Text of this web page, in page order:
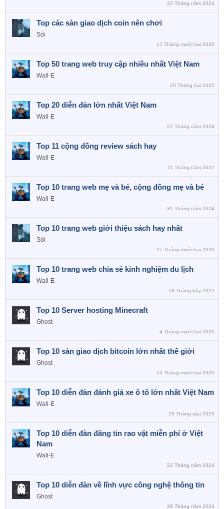
22 Tháng năm 2024
Top các sàn giao dịch coin nên chơi
Sói
17 Tháng mười hai 2020
Top 50 trang web truy cập nhiều nhất Việt Nam
Wall-E
20 Tháng hai 2022
Top 20 diễn đàn lớn nhất Việt Nam
Wall-E
22 Tháng năm 2024
Top 11 cộng đồng review sách hay
Wall-E
11 Tháng năm 2022
Top 10 trang web mẹ và bé, cộng đồng mẹ và bé
Wall-E
31 Tháng năm 2024
Top 10 trang web giới thiệu sách hay nhất
Sói
27 Tháng mười hai 2020
Top 10 trang web chia sẻ kinh nghiệm du lịch
Wall-E
18 Tháng bảy 2022
Top 10 Server hosting Minecraft
Ghost
4 Tháng mười hai 2020
Top 10 sàn giao dịch bitcoin lớn nhất thế giới
Ghost
15 Tháng mười hai 2020
Top 10 diễn đàn đánh giá xe ô tô lớn nhất Việt Nam
Wall-E
29 Tháng sáu 2023
Top 10 diễn đàn đăng tin rao vặt miễn phí ở Việt
Nam
Wall-E
22 Tháng năm 2024
Top 10 diễn đàn về lĩnh vực công nghệ thông tin
Ghost
26 Tháng năm 2024